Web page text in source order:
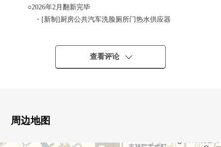
○2026年2月翻新完毕
・[新制]厨房公共汽车洗脸厕所门热水供应器
・室内清洁
○实际使用面积58.58平米、2LDK型的房型
○约15.5张塌塌米LDK
○小学、中学在步行10分钟的范围以内
■ 交通
查看评论
周边地图